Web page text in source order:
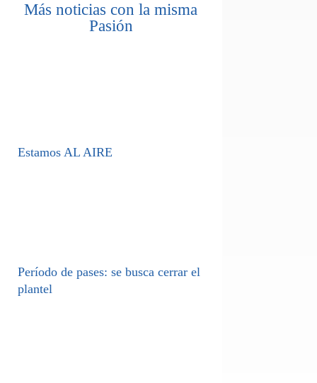
Más noticias con la misma
Pasión
Estamos AL AIRE
Período de pases: se busca cerrar el
plantel